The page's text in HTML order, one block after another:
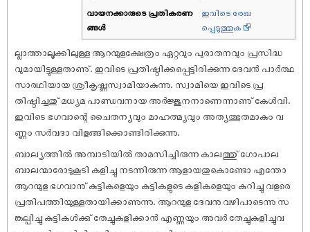
വായനക്കാരുടെ പ്രതികരണ
ങ്ങള്‍
ഇവിടെ രേഖ
പ്പെടുത്തുക
ല്ലാത്താലൂക്കിലുള്ള ആറന്മുളക്ഷേത്രം ഏറ്റവും പുരാതനവും പ്രസിദ്ധ
വുമായിട്ടുള്ളതാണു്. ഇവിടെ പ്രതിഷ്ഠിക്കപ്പെട്ടിരിക്കുന്ന ദേവൻ പാർത്ഥ
സാരഥിയായ ശ്രീകൃ‌ഷ്ണസ്വാമിയാകുന്നു. സ്വാമിയെ ഇവിടെ പ്ര
തിഷ്ഠിച്ചതു് മധ്യമ പാണ്ഡവനായ അർജ്ജുനനാണെന്നാണു് കേൾവി.
ഇവിടെ ഭഗവാന്റെ ചൈതന്യവും മാഹത്മ്യവും അത്യത്ഭുതമാകും വ
ണ്ണം സർവദാ വിളങ്ങിക്കൊണ്ടിരിക്കുന്നു.
ബാല്യത്തിൽ അമ്പാടിയിൽ താമസിച്ചിരുന്ന കാലത്തു് ഗോപാല
ബാലന്മാരോടുകൂടി കളിച്ചു നടന്നിരുന്ന ആളായതുകൊണ്ടോ എന്തോ
ആറന്മുള ഭഗവാനു് കുട്ടികളെയും കുട്ടികളുടെ കളികളെയും കുറിച്ചു വളരെ
പ്രതിപത്തിയുള്ളതായിക്കാണുന്നു. ആറന്മുള ദേവനു വഴിപാടെന്നു സ
ങ്കല്പിച്ചു കുട്ടികൾക്കു് തേച്ചുകുളിക്കാൻ എണ്ണയും അവർ തേച്ചുകുളിച്ചുവ